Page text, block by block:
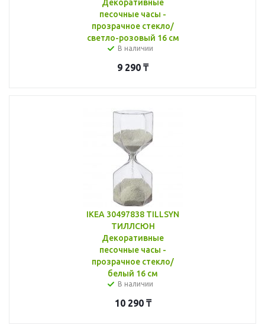
Декоративные
песочные часы -
прозрачное стекло/
светло-розовый 16 см
В наличии
9 290 ₸
IKEA 30497838 TILLSYN
ТИЛЛСЮН
Декоративные
песочные часы -
прозрачное стекло/
белый 16 см
В наличии
10 290₸